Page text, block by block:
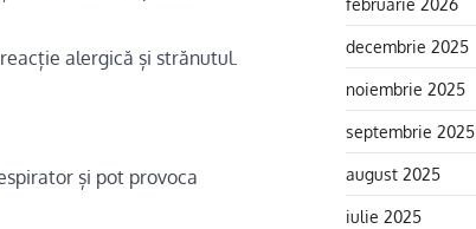
alergică și strănutul.
și pot provoca
decembrie 2025
noiembrie 2025
septembrie 2025
august 2025
iulie 2025